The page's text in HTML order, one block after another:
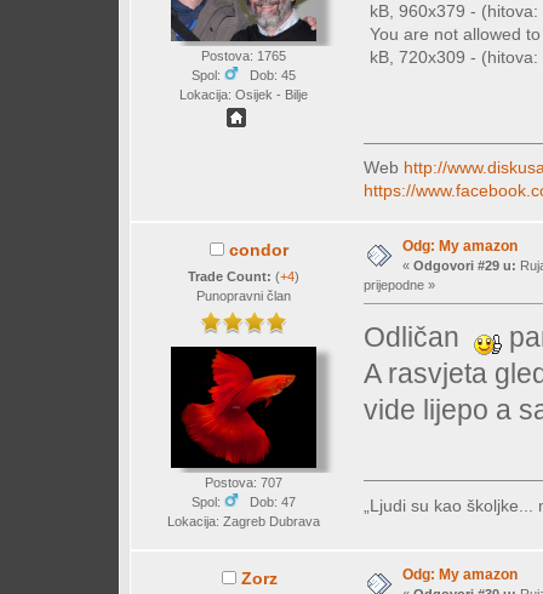
Postova: 1765
Spol:
Dob: 45
Lokacija: Osijek - Bilje
kB, 960x379 -
You are not allowed
kB, 720x309 - (hitova:
Web http://
https://
condor
Trade Count: (+4)
Punopravni član
Postova: 707
Spol:
Dob: 47
Lokacija: Zagreb Dubrava
Odg: My amazon
« Odgovori #29 u:
prijepodne »
Odličan
A rasvjeta
vide lijepo a
„Ljudi su kao
Zorz Odg: My amazon